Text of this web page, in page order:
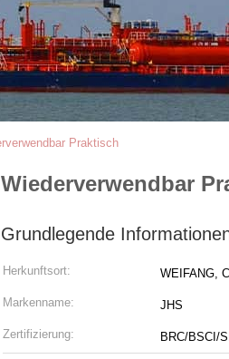
Praktisch
Grundlegende
Herkunftsort: WEIFANG,
Markenname: JHS
Zertifizierung: BRC/BSCI/